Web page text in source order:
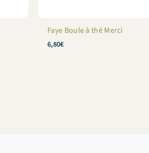
Faye Boule à thé Merci
6,80€